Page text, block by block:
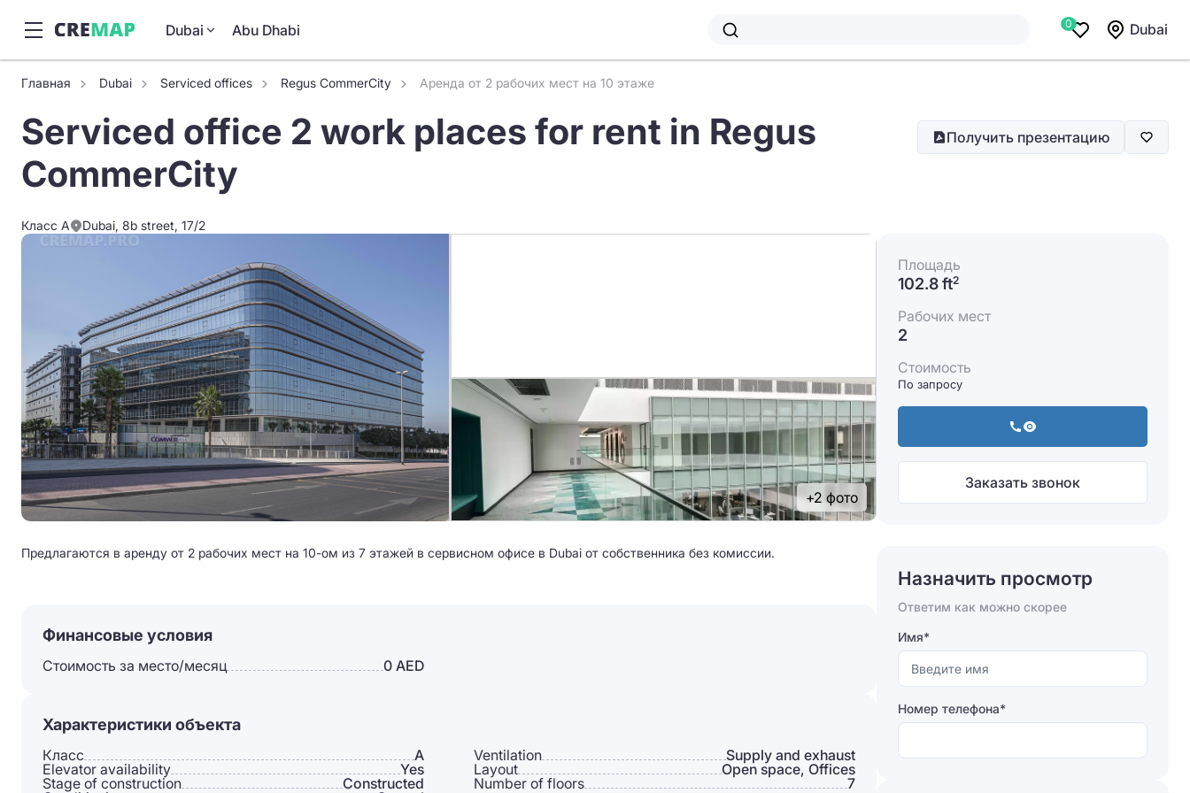
Dubai Abu Dhabi 0 Dubai
Главная Dubai Serviced offices Regus CommerCity Аренда от 2 рабочих мест на 10 этаже
Serviced office 2 work places for rent in Regus
CommerCity
Класс A Dubai, 8b street, 17/2
Получить презентацию
+2 фото
Площадь
102.8 ft2
Рабочих мест
2
Стоимость
По запросу
Заказать звонок
Предлагаются в аренду от 2 рабочих мест на 10-ом из 7 этажей в сервисном офисе в Dubai от собственника без комиссии.
Финансовые условия
Стоимость за место/месяц 0 AED
Характеристики объекта
Класс A Ventilation
Supply and exhaust
Elevator availability
Yes Layout
Open space, Offices
Stage of construction
Constructed Number of floors
7
Назначить просмотр
Ответим как можно скорее
Имя*
Номер телефона*